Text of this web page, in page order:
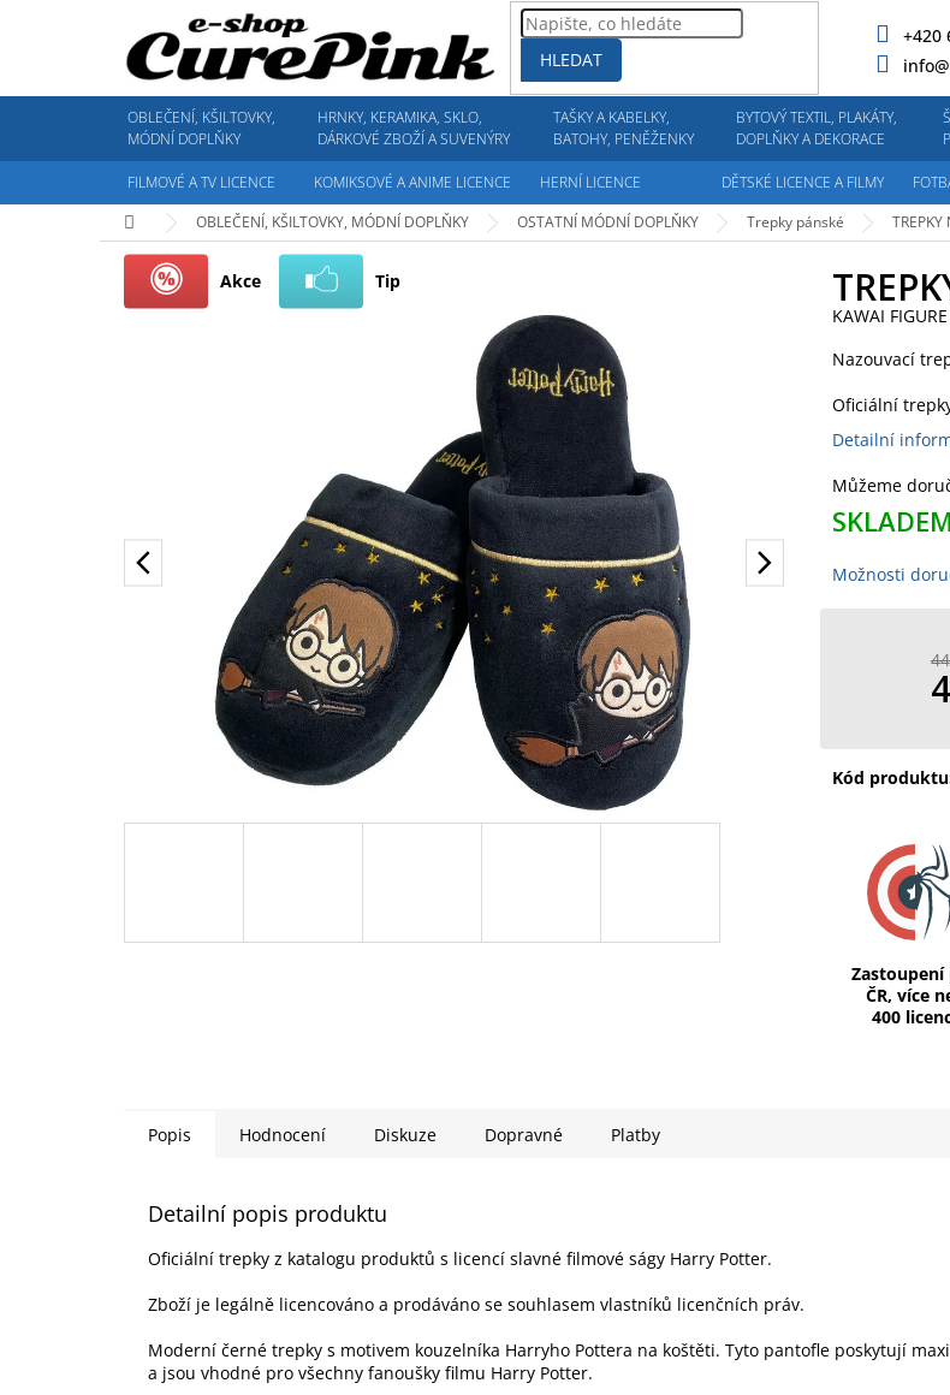
HLEDAT
+420
OBLEČENÍ, KŠILTOVKY,
MÓDNÍ DOPLŇKY
HRNKY, KERAMIKA, SKLO,
DÁRKOVÉ ZBOŽÍ A SUVENÝRY
TAŠKY A KABELKY,
BATOHY, PENĚŽENKY
BYTOVÝ TEXTIL, PLAKÁTY,
DOPLŇKY A DEKORACE
FILMOVÉ A TV LICENCE KOMIKSOVÉ A ANIME LICENCE HERNÍ LICENCE DĚTSKÉ LICENCE A FILMY
Domů
OBLEČENÍ, KŠILTOVKY, MÓDNÍ DOPLŇKY OSTATNÍ MÓDNÍ DOPLŇKY Trepky pánské
Akce Tip
KAWAI
Nazouvací
Oficiální
Detailní
Můžeme
SKLADEM
Možnosti
Kód
Zastoupení
ČR, více
400
Popis Hodnocení Diskuze Dopravné Platby
Detailní popis produktu
Oficiální trepky z katalogu produktů s licencí slavné filmové ságy Harry Potter.
Zboží je legálně licencováno a prodáváno se souhlasem vlastníků licenčních práv.
Moderní černé trepky s motivem kouzelníka Harryho Pottera na koštěti. Tyto pantofle poskytují
a jsou vhodné pro všechny fanoušky filmu Harry Potter.